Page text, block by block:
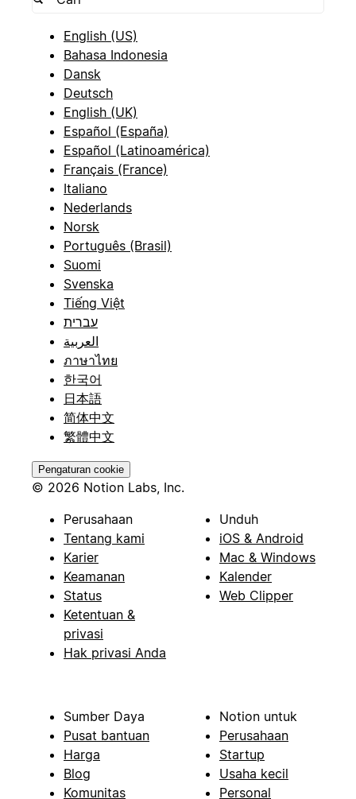
English (US)
Bahasa Indonesia
Dansk
Deutsch
English (UK)
Español (España)
Español (Latinoamérica)
Français (France)
Italiano
Nederlands
Norsk
Português (Brasil)
Suomi
Svenska
Tiếng Việt
עברית
العربية
ภาษาไทย
한국어
日本語
简体中文
繁體中文
Pengaturan cookie
© 2026 Notion Labs, Inc.
Perusahaan
Tentang kami
Karier
Keamanan
Status
Ketentuan &
privasi
Hak privasi Anda
Unduh
iOS & Android
Mac & Windows
Kalender
Web Clipper
Sumber Daya
Pusat bantuan
Harga
Blog
Komunitas
Notion untuk
Perusahaan
Startup
Usaha kecil
Personal